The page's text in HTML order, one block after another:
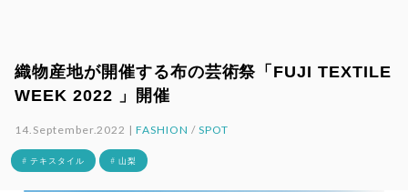
織物産地が開催する布の芸術祭「FUJI TEXTILE
WEEK 2022 」開催
14.September.2022 |FASHION / SPOT
# テキスタイル # 山梨